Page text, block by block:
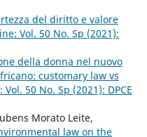
del diritto e valore
Vol. 50 No. Sp (2021):
della donna nel nuovo
customary law vs
Vol. 50 No. Sp (2021): DPCE
Morato Leite,
law on the